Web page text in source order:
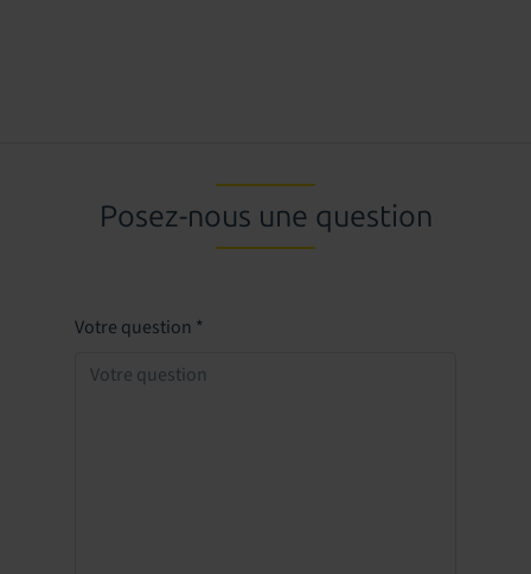
Posez-nous une question
Votre question *